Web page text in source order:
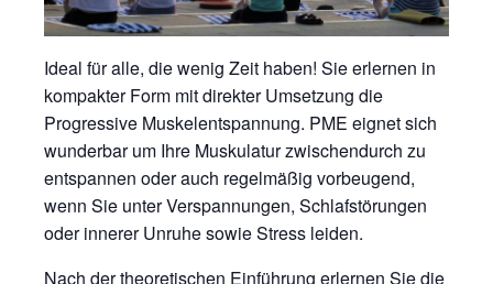
Ideal für alle, die wenig Zeit haben! Sie erlernen in
kompakter Form mit direkter Umsetzung die
Progressive Muskelentspannung. PME eignet sich
wunderbar um Ihre Muskulatur zwischendurch zu
entspannen oder auch regelmäßig vorbeugend,
wenn Sie unter Verspannungen, Schlafstörungen
oder innerer Unruhe sowie Stress leiden.
Nach der theoretischen Einführung erlernen Sie die